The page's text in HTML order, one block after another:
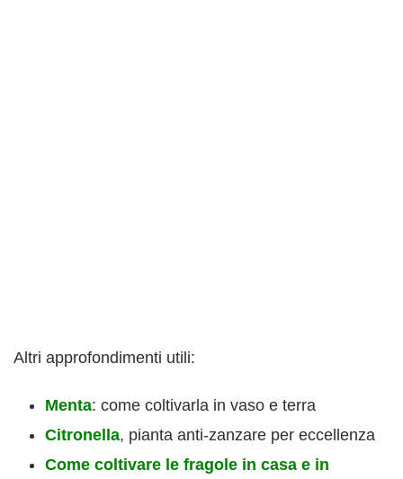
Altri approfondimenti utili:
Menta: come coltivarla in vaso e terra
Citronella, pianta anti-zanzare per eccellenza
Come coltivare le fragole in casa e in